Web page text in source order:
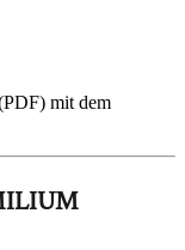
mit dem